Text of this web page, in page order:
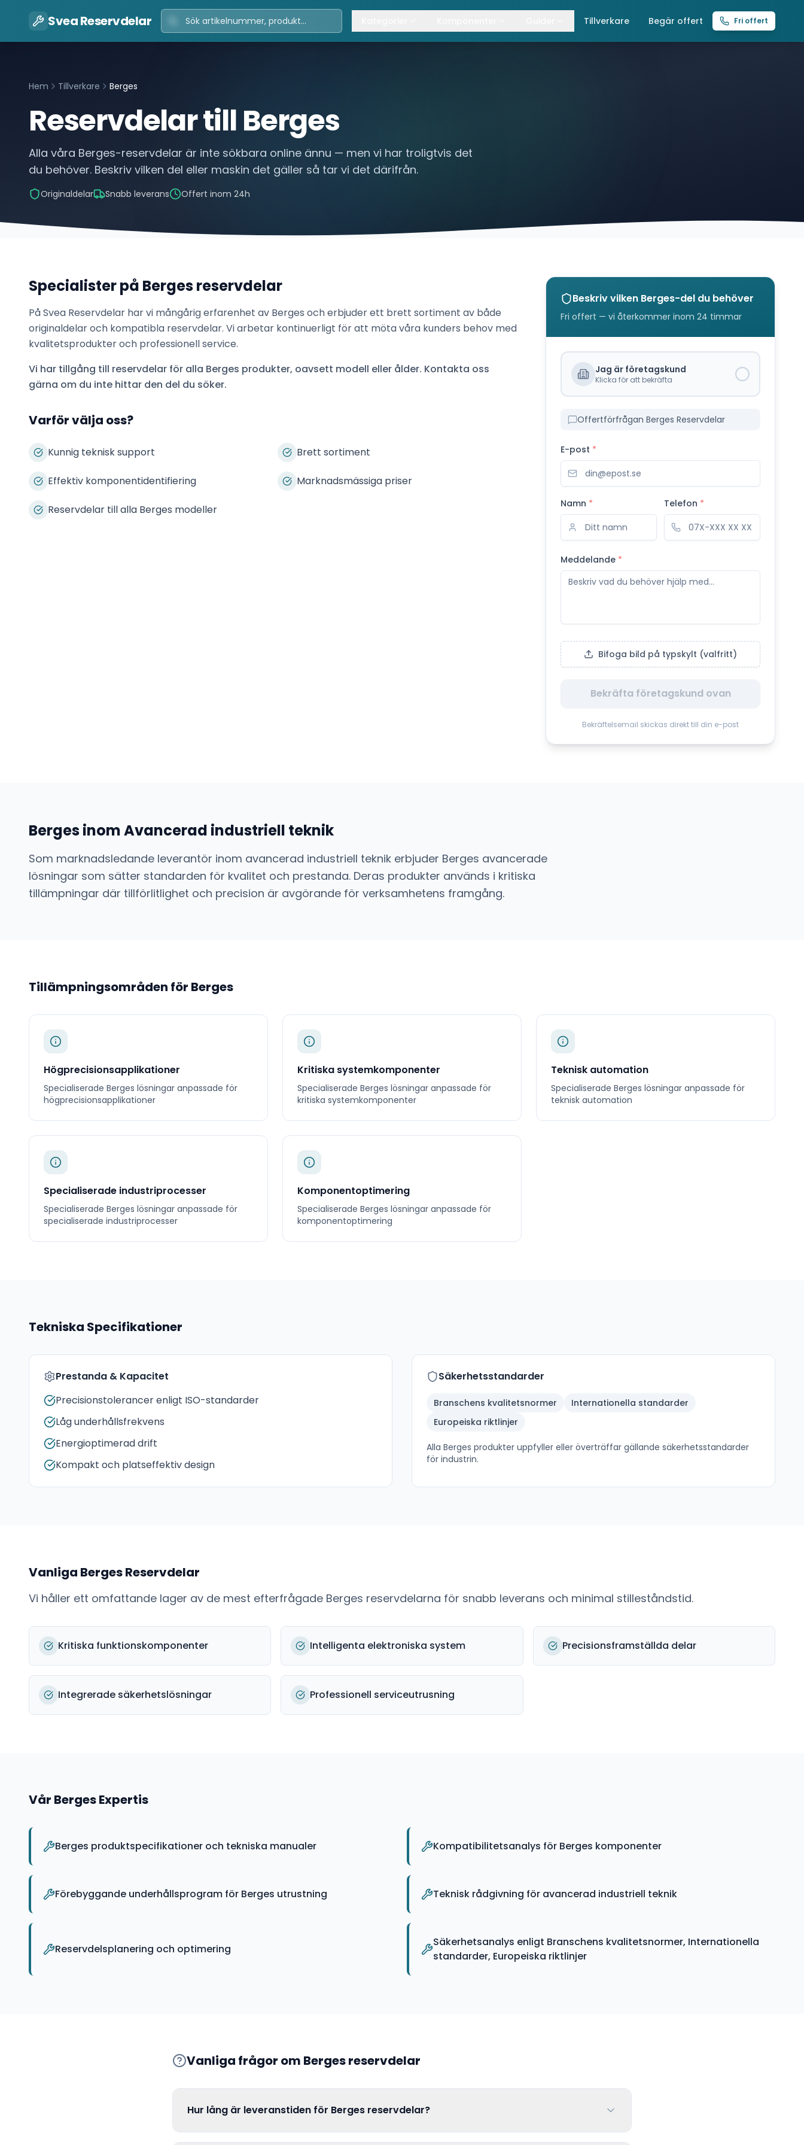
Svea Reservdelar
Truckar
Tillverkare Begär offert Fri offert
Hem Tillverkare Berges
Reservdelar tillBerges
Alla våra Berges-reservdelar är inte sökbara online ännu — men vi har troligtvis det
du behöver. Beskriv vilken del eller maskin det gäller så tar vi det därifrån.
Originaldelar Snabb leverans Offert inom 24h
Specialister på Bergesreservdelar
På Svea Reservdelar har vi mångårig erfarenhet av Berges och erbjuder ett brett sortiment av både
originaldelar och kompatibla reservdelar. Vi arbetar kontinuerligt för att möta våra kunders behov med
kvalitetsprodukter och professionell service.
Vi har tillgång till reservdelar för alla Berges produkter, oavsett modell eller ålder. Kontakta oss
gärna om du inte hittar den del du söker.
Varför välja oss?
Kunnig teknisk support Brett sortiment
Effektiv komponentidentifiering Marknadsmässiga priser
Reservdelar till alla Berges modeller
Beskriv vilken Berges-del du behöver
Fri offert — vi återkommer inom 24 timmar
Jag är företagskund
Klicka för att bekräfta
Offertförfrågan Berges Reservdelar
E-post *
Namn * Telefon *
Meddelande *
Bifoga bild på typskylt (valfritt)
Bekräfta företagskund ovan
Bekräftelsemail skickas direkt till din e-post
BergesinomAvancerad industriell teknik
Som marknadsledande leverantör inom avancerad industriell teknik erbjuder Berges avancerade
lösningar som sätter standarden för kvalitet och prestanda. Deras produkter används i kritiska
tillämpningar där tillförlitlighet och precision är avgörande för verksamhetens framgång.
Tillämpningsområden för Berges
Högprecisionsapplikationer
Specialiserade Berges lösningar anpassade för
högprecisionsapplikationer
Kritiska systemkomponenter
Specialiserade Berges lösningar anpassade för
kritiska systemkomponenter
Teknisk automation
Specialiserade Berges lösningar anpassade för
teknisk automation
Specialiserade industriprocesser
Specialiserade Berges lösningar anpassade för
specialiserade industriprocesser
Komponentoptimering
Specialiserade Berges lösningar anpassade för
komponentoptimering
Tekniska Specifikationer
Prestanda & Kapacitet
Precisionstolerancer enligt ISO-standarder
Låg underhållsfrekvens
Energioptimerad drift
Kompakt och platseffektiv design
Säkerhetsstandarder
Branschens kvalitetsnormer
Internationella standarder
Europeiska riktlinjer
Alla Berges produkter uppfyller eller överträffar gällande säkerhetsstandarder
för industrin.
Vanliga BergesReservdelar
Vi håller ett omfattande lager av de mest efterfrågade Berges reservdelarna för snabb leverans och minimal stilleståndstid.
Kritiska funktionskomponenter Intelligenta elektroniska system Precisionsframställda delar
Integrerade säkerhetslösningar Professionell serviceutrusning
Vår BergesExpertis
Berges produktspecifikationer och tekniska manualer Kompatibilitetsanalys för Berges komponenter
Förebyggande underhållsprogram för Berges utrustning Teknisk rådgivning för avancerad industriell teknik
Reservdelsplanering och optimering
Säkerhetsanalys enligt Branschens kvalitetsnormer, Internationella
standarder, Europeiska riktlinjer
Vanliga frågor om Bergesreservdelar
Hur lång är leveranstiden för Berges reservdelar?